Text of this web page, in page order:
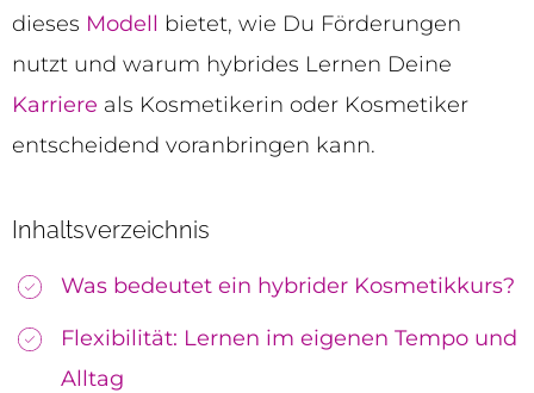
dieses Modell bietet, wie Du Förderungen
nutzt und warum hybrides Lernen Deine
Karriere als Kosmetikerin oder Kosmetiker
entscheidend voranbringen kann.
Inhaltsverzeichnis
Was bedeutet ein hybrider Kosmetikkurs?
Flexibilität: Lernen im eigenen Tempo und
Alltag